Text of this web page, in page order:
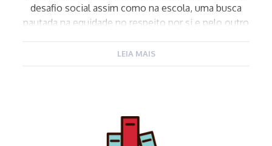
desafio social assim como na escola, uma busca
pautada na equidade no respeito por si e pelo outro
sentido para cada um no contexto sócio cultural
papo que amplia os horizontes e fornece
ferramentas para auxiliar os professores em busca
LEIA MAIS